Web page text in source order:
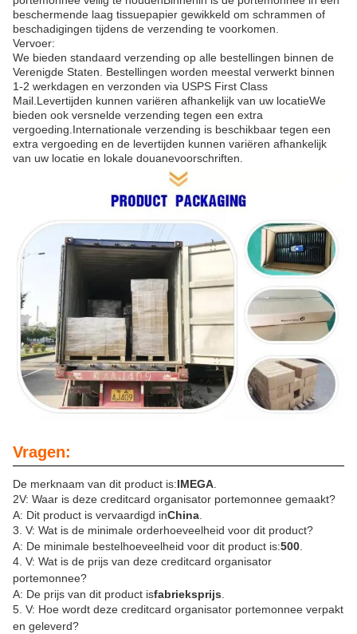
beschermende laag tissuepapier gewikkeld om schrammen of
beschadigingen tijdens de verzending te voorkomen.
Vervoer:
We bieden standaard verzending op alle bestellingen binnen de
Verenigde Staten. Bestellingen worden meestal verwerkt binnen
1-2 werkdagen en verzonden via USPS First Class
Mail.Levertijden kunnen variëren afhankelijk van uw locatieWe
bieden ook versnelde verzending tegen een extra
vergoeding.Internationale verzending is beschikbaar tegen een
extra vergoeding en de levertijden kunnen variëren afhankelijk
van uw locatie en lokale douanevoorschriften.
Vragen:
De merknaam van dit product is:IMEGA
2V: Waar is deze creditcard organisator portemonnee gemaakt?
A: Dit product is vervaardigd inChina
3. V: Wat is de minimale orderhoeveelheid voor dit product?
A: De minimale bestelhoeveelheid voor dit product is:500
4. V: Wat is de prijs van deze creditcard organisator
portemonnee?
A: De prijs van dit product isfabrieksprijs
5. V: Hoe wordt deze creditcard organisator portemonnee verpakt
en geleverd?